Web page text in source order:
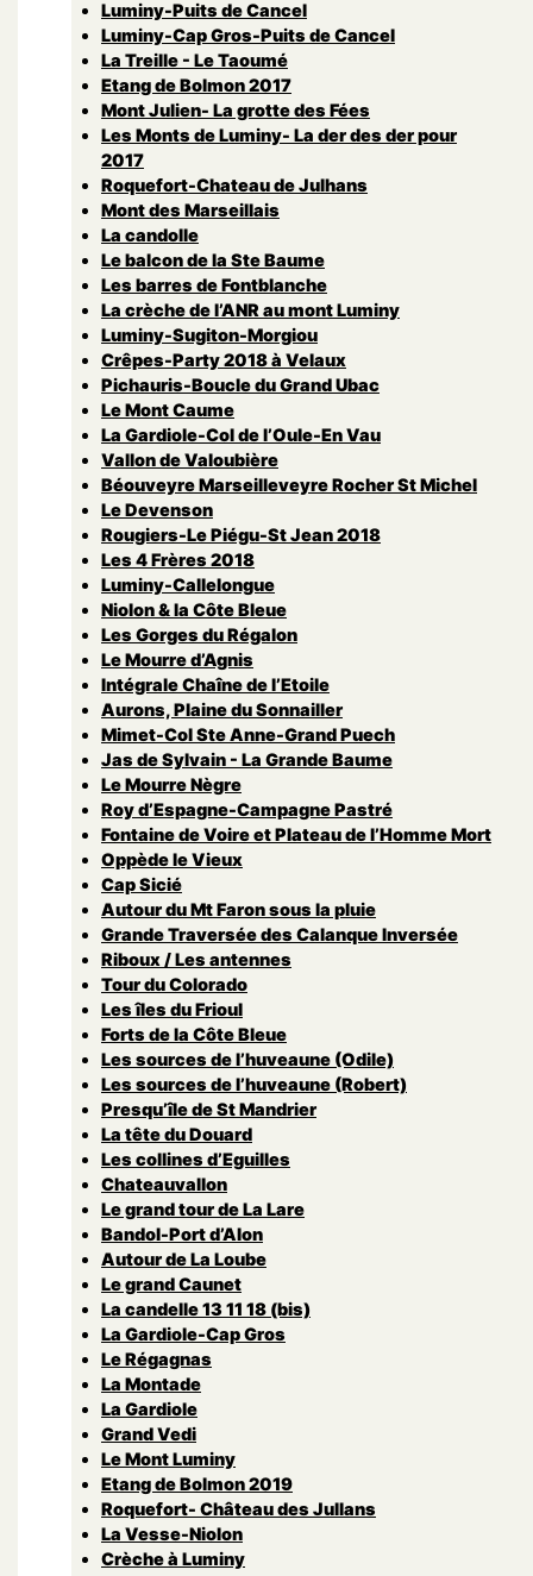
Luminy-Puits de Cancel
Luminy-Cap Gros-Puits de Cancel
La Treille - Le Taoumé
Etang de Bolmon 2017
Mont Julien- La grotte des Fées
Les Monts de Luminy- La der des der pour
2017
Roquefort-Chateau de Julhans
Mont des Marseillais
La candolle
Le balcon de la Ste Baume
Les barres de Fontblanche
La crèche de l’ANR au mont Luminy
Luminy-Sugiton-Morgiou
Crêpes-Party 2018 à Velaux
Pichauris-Boucle du Grand Ubac
Le Mont Caume
La Gardiole-Col de l’Oule-En Vau
Vallon de Valoubière
Béouveyre Marseilleveyre Rocher St Michel
Le Devenson
Rougiers-Le Piégu-St Jean 2018
Les 4 Frères 2018
Luminy-Callelongue
Niolon & la Côte Bleue
Les Gorges du Régalon
Le Mourre d’Agnis
Intégrale Chaîne de l’Etoile
Aurons, Plaine du Sonnailler
Mimet-Col Ste Anne-Grand Puech
Jas de Sylvain - La Grande Baume
Le Mourre Nègre
Roy d’Espagne-Campagne Pastré
Fontaine de Voire et Plateau de l’Homme Mort
Oppède le Vieux
Cap Sicié
Autour du Mt Faron sous la pluie
Grande Traversée des Calanque Inversée
Riboux / Les antennes
Tour du Colorado
Les îles du Frioul
Forts de la Côte Bleue
Les sources de l’huveaune (Odile)
Les sources de l’huveaune (Robert)
Presqu’île de St Mandrier
La tête du Douard
Les collines d’Eguilles
Chateauvallon
Le grand tour de La Lare
Bandol-Port d’Alon
Autour de La Loube
Le grand Caunet
La candelle 13 11 18 (bis)
La Gardiole-Cap Gros
Le Régagnas
La Montade
La Gardiole
Grand Vedi
Le Mont Luminy
Etang de Bolmon 2019
Roquefort- Château des Jullans
La Vesse-Niolon
Crèche à Luminy